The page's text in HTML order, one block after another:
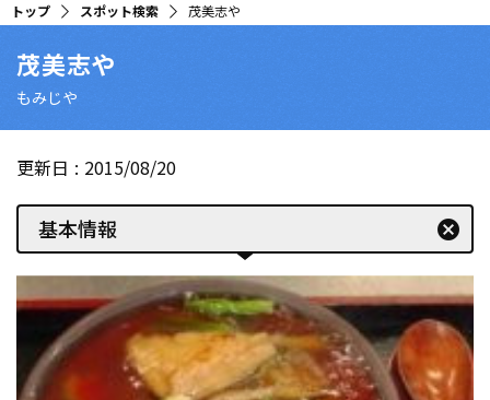
トップ スポット検索 茂美志や
茂美志や
もみじや
更新日 2015/08/20
基本情報 cancel